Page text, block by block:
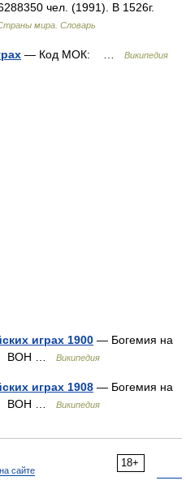
чел. (1991). В 1526г.
мира. Словарь
— Код МОК: … Википедия
играх 1900 — Богемия на
BOH …
Википедия
играх 1908 — Богемия на
BOH …
Википедия
18+
сайте